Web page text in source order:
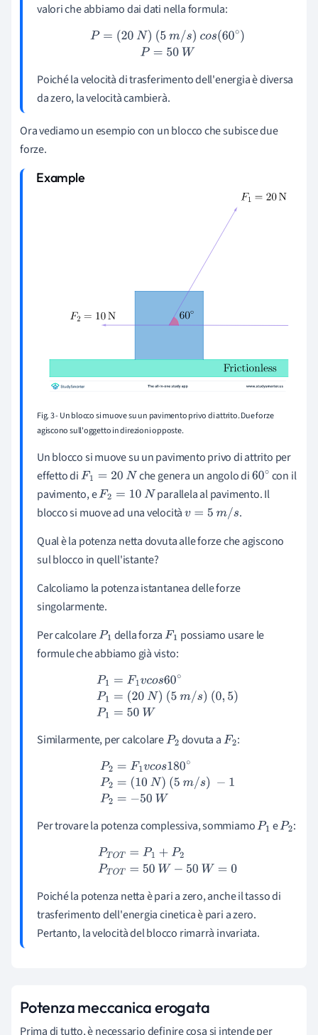
valori che abbiamo dai dati nella formula:
P=( 20N) (5m /s)cos(60∘)P=50W
Poiché la velocità di trasferimento dell'energia è diversa
da zero, la velocità cambierà.
Ora vediamo un esempio con un blocco che subisce due
forze.
Fig. 3 - Un blocco si muove su un pavimento privo di attrito. Due forze
agiscono sull'oggetto in direzioni opposte.
Un blocco si muove su un pavimento privo di attrito per
effetto diF1= 20 N che genera un angolo di60
∘
con il
pavimento, eF2= 10 N
parallela al pavimento. Il
blocco si muove ad una velocitàv=5m/ s
.
Qual è la potenza netta dovuta alle forze che agiscono
sul blocco in quell'istante?
Calcoliamo la potenza istantanea delle forze
singolarmente.
Per calcolareP1 della forzaF1 possiamo usare le
formule che abbiamo già visto:
1vco s60∘P1=(20N)
Similarmente, per calcolareP2 dovuta aF2 :
vcos 180∘P2=(10N)(
Per trovare la potenza complessiva, sommiamoP1 eP2:
PTOT=P1+ P2PTOT=
Poiché la potenza netta è pari a zero, anche il tasso di
trasferimento dell'energia cinetica è pari a zero.
Pertanto, la velocità del blocco rimarrà invariata.
Potenza meccanica erogata
Prima di tutto, è necessario definire cosa si intende per